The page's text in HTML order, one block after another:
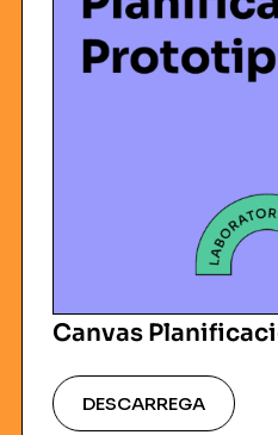
Canvas
DESCARREGA